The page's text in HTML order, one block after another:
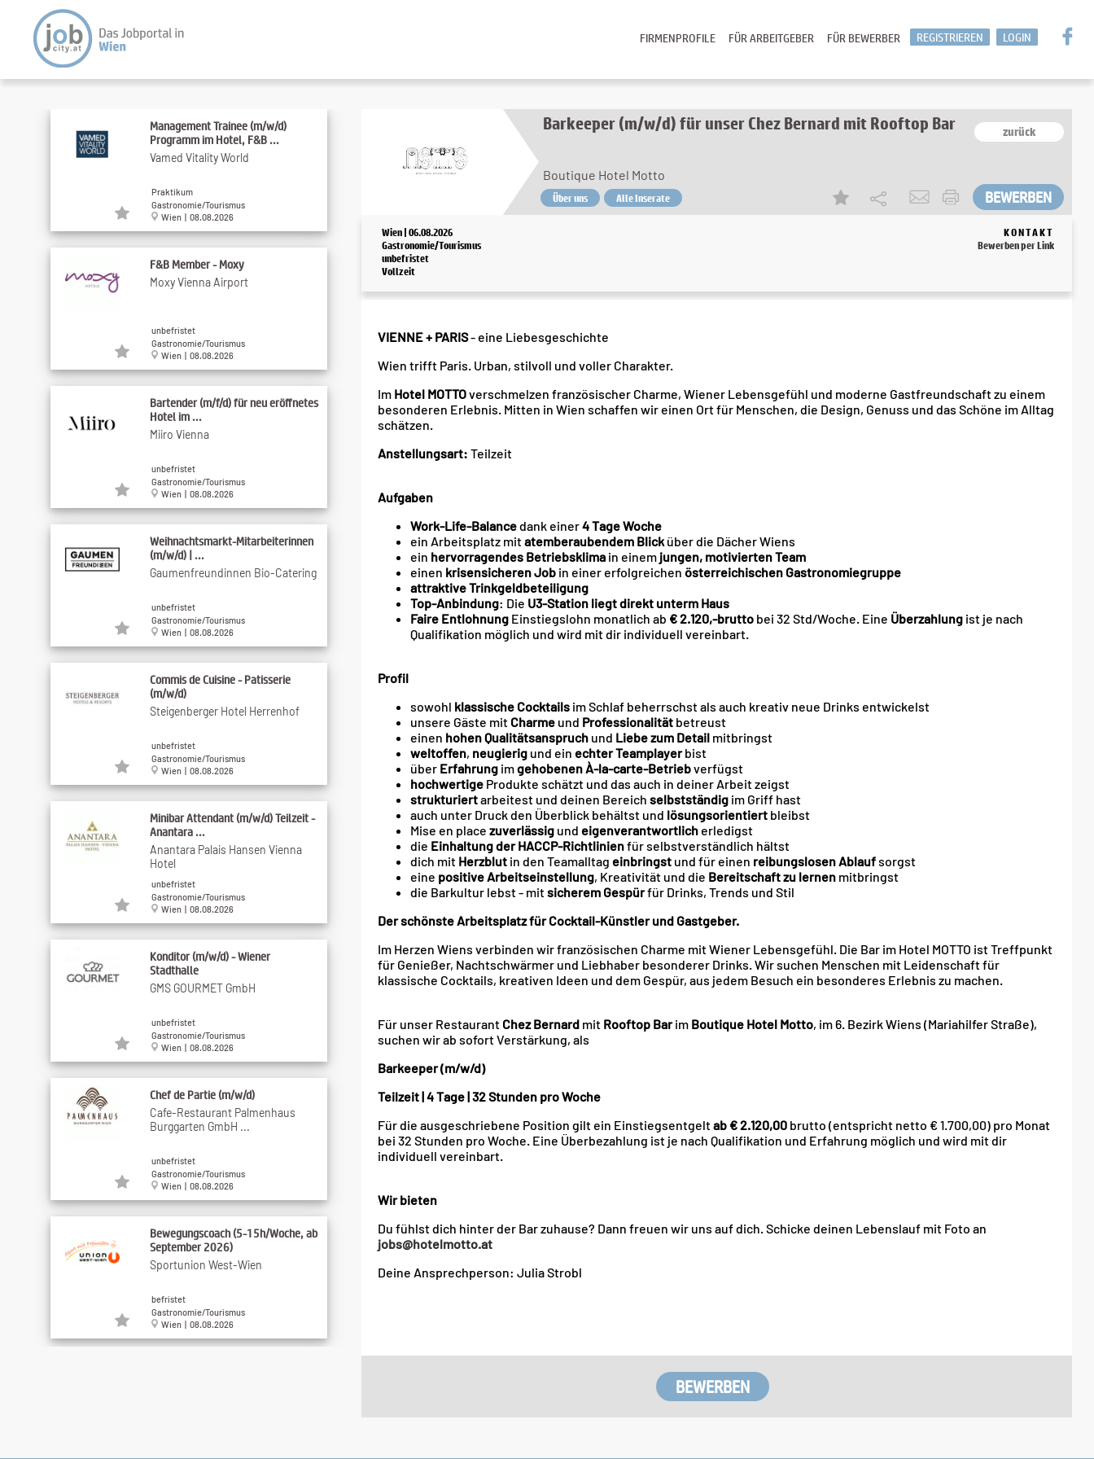
LOGIN
REGISTRIEREN
FÜR BEWERBER
FÜR ARBEITGEBER
FIRMENPROFILE
Barkeeper (m/w/d) für unser Chez Bernard mit Rooftop Bar zurück
Boutique Hotel Motto
Über uns Alle Inserate
Wien | 06.08.2026
Gastronomie/Tourismus
unbefristet
Vollzeit
KONTAKT
Bewerben per Link
VIENNE + PARIS- eine Liebesgeschichte
Wien trifft Paris. Urban, stilvoll und voller Charakter.
Im Hotel MOTTOverschmelzen französischer Charme, Wiener Lebensgefühl und moderne Gastfreundschaft zu einem
besonderen Erlebnis. Mitten in Wien schaffen wir einen Ort für Menschen, die Design, Genuss und das Schöne im Alltag
schätzen.
Anstellungsart: Teilzeit
Aufgaben
Work-Life-Balancedank einer4 Tage Woche
ein Arbeitsplatz mitatemberaubendem Blicküber die Dächer Wiens
ein hervorragendes Betriebsklimain einem jungen, motivierten Team
einen krisensicheren Jobin einer erfolgreichen österreichischen Gastronomiegruppe
attraktive Trinkgeldbeteiligung
Top-Anbindung: Die U3-Station liegt direkt unterm Haus
Faire EntlohnungEinstiegslohn monatlich ab € 2.120,-bruttobei 32 Std/Woche. Eine Überzahlungist je nach
Qualifikation möglich und wird mit dir individuell vereinbart.
Profil
sowohl klassische Cocktailsim Schlaf beherrschst als auch kreativ neue Drinks entwickelst
unsere Gäste mit Charmeund Professionalitätbetreust
einen hohen Qualitätsanspruchund Liebe zum Detailmitbringst
weltoffen, neugierigund ein echter Teamplayerbist
über Erfahrungimgehobenen À-la-carte-Betriebverfügst
hochwertigeProdukte schätzt und das auch in deiner Arbeit zeigst
strukturiertarbeitest und deinen Bereich selbstständigim Griff hast
auch unter Druck den Überblick behältst und lösungsorientiertbleibst
Mise en place zuverlässigund eigenverantwortlicherledigst
die Einhaltung der HACCP-Richtlinienfür selbstverständlich hältst
dich mit Herzblutin den Teamalltag einbringstund für einen reibungslosen Ablaufsorgst
eine positive Arbeitseinstellung, Kreativität und die Bereitschaft zu lernenmitbringst
die Barkultur lebst - mitsicherem Gespürfür Drinks, Trends und Stil
Der schönste Arbeitsplatz für Cocktail-Künstler und Gastgeber.
Im Herzen Wiens verbinden wir französischen Charme mit Wiener Lebensgefühl. Die Bar im Hotel MOTTO ist Treffpunkt
für Genießer, Nachtschwärmer und Liebhaber besonderer Drinks. Wir suchen Menschen mit Leidenschaft für
klassische Cocktails, kreativen Ideen und dem Gespür, aus jedem Besuch ein besonderes Erlebnis zu machen.
Für unser Restaurant Chez Bernardmit Rooftop Barim Boutique Hotel Motto, im 6. Bezirk Wiens (Mariahilfer Straße),
suchen wir ab sofort Verstärkung, als
Barkeeper(m/w/d)
Teilzeit | 4 Tage | 32 Stunden pro Woche
Für die ausgeschriebene Position gilt ein Einstiegsentgeltab € 2.120,00 brutto (entspricht netto € 1.700,00) pro Monat
bei 32 Stunden pro Woche. Eine Überbezahlung ist je nach Qualifikation und Erfahrung möglich und wird mit dir
individuell vereinbart.
Wir bieten
Du fühlst dich hinter der Bar zuhause? Dann freuen wir uns auf dich. Schicke deinen Lebenslauf mit Foto an
jobs@hotelmotto.at
Deine Ansprechperson: Julia Strobl
Management Trainee (m/w/d)
Programm im Hotel, F&B ...
Vamed Vitality World
Praktikum
Gastronomie/Tourismus
Wien | 08.08.2026
F&B Member - Moxy
Moxy Vienna Airport
unbefristet
Gastronomie/Tourismus
Wien | 08.08.2026
Bartender (m/f/d) für neu eröffnetes
Hotel im ...
Miiro Vienna
unbefristet
Gastronomie/Tourismus
Wien | 08.08.2026
Weihnachtsmarkt-Mitarbeiterinnen
(m/w/d) | ...
Gaumenfreundinnen Bio-Catering
unbefristet
Gastronomie/Tourismus
Wien | 08.08.2026
Commis de Cuisine - Patisserie
(m/w/d)
Steigenberger Hotel Herrenhof
unbefristet
Gastronomie/Tourismus
Wien | 08.08.2026
Minibar Attendant (m/w/d) Teilzeit -
Anantara ...
Anantara Palais Hansen Vienna
Hotel
unbefristet
Gastronomie/Tourismus
Wien | 08.08.2026
Konditor (m/w/d) - Wiener
Stadthalle
GMS GOURMET GmbH
unbefristet
Gastronomie/Tourismus
Wien | 08.08.2026
Chef de Partie (m/w/d)
Cafe-Restaurant Palmenhaus
Burggarten GmbH ...
unbefristet
Gastronomie/Tourismus
Wien | 08.08.2026
Bewegungscoach (5-15h/Woche, ab
September 2026)
Sportunion West-Wien
befristet
Gastronomie/Tourismus
Wien | 08.08.2026